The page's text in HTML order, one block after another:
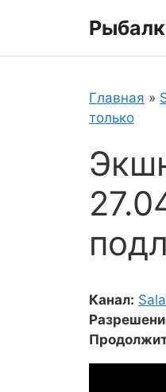
Главная »
только
Канал: